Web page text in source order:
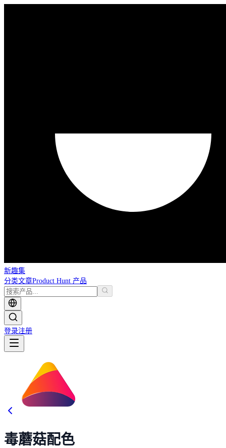
新趣集
分类文章Product Hunt 产品
登录注册
毒蘑菇配色